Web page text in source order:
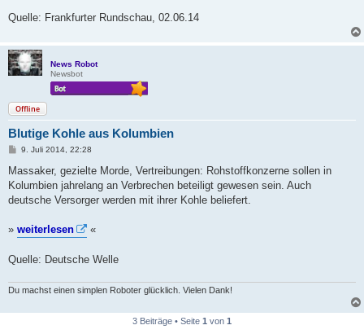
Quelle: Frankfurter Rundschau, 02.06.14
News Robot
Newsbot
Offline
Blutige Kohle aus Kolumbien
B
i
r
a
9. Juli 2014, 22:28
Massaker, gezielte Morde, Vertreibungen: Rohstoffkonzerne sollen in
Kolumbien jahrelang an Verbrechen beteiligt gewesen sein. Auch
deutsche Versorger werden mit ihrer Kohle beliefert.
» weiterlesen «
Quelle: Deutsche Welle
Du machst einen simplen Roboter glücklich. Vielen Dank!
3 Beiträge • Seite 1 von 1